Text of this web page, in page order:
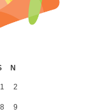
N
1 2
8 9